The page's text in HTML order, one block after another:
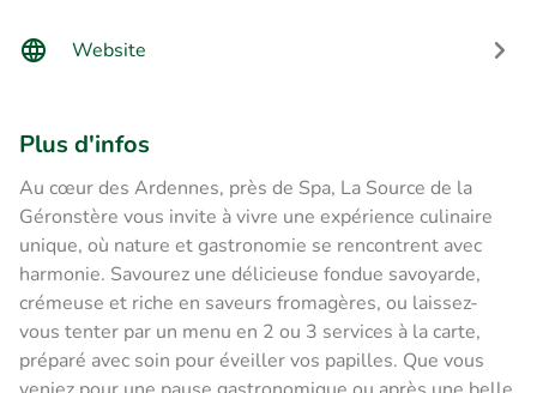
Website
Plus d'infos
Au cœur des Ardennes, près de Spa, La Source de la
Géronstère vous invite à vivre une expérience culinaire
unique, où nature et gastronomie se rencontrent avec
harmonie. Savourez une délicieuse fondue savoyarde,
crémeuse et riche en saveurs fromagères, ou laissez-
vous tenter par un menu en 2 ou 3 services à la carte,
préparé avec soin pour éveiller vos papilles. Que vous